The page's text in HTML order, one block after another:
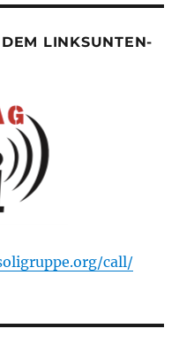
LINKSUNTEN-
call/